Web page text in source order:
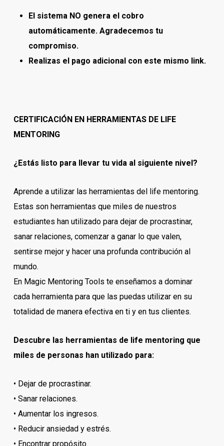
El sistema NO genera el cobro
automáticamente. Agradecemos tu
compromiso.
Realizas el pago adicional con este mismo link.
CERTIFICACIÓN EN HERRAMIENTAS DE LIFE
MENTORING
¿Estás listo para llevar tu vida al siguiente nivel?
Aprende a utilizar las herramientas del life mentoring.
Estas son herramientas que miles de nuestros
estudiantes han utilizado para dejar de procrastinar,
sanar relaciones, comenzar a ganar lo que valen,
sentirse mejor y hacer una profunda contribución al
mundo.
En Magic Mentoring Tools te enseñamos a dominar
cada herramienta para que las puedas utilizar en su
totalidad de manera efectiva en ti y en tus clientes.
Descubre las herramientas de life mentoring que
miles de personas han utilizado para:
• Dejar de procrastinar.
• Sanar relaciones.
• Aumentar los ingresos.
• Reducir ansiedad y estrés.
• Encontrar propósito.